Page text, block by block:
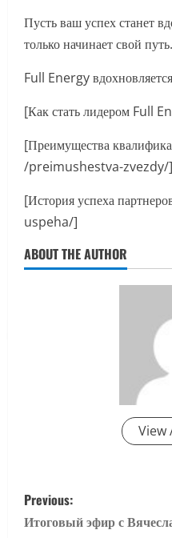
Пусть ваш успех станет
только начинает свой путь.
Full Energy
[Как стать лидером Full
[Преимущества
/preimushestva-zvezdy/]
[История успеха
uspeha/]
ABOUT THE AUTHOR
View
P
o
Previous:
Итоговый эфир с